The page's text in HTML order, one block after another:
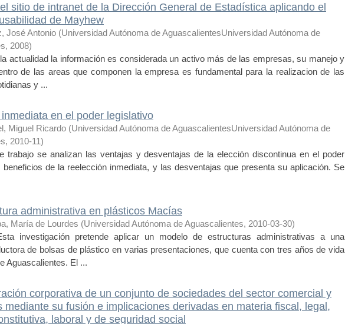
sitio de intranet de la Dirección General de Estadística aplicando el
de Mayhew
José Antonio (Universidad Autónoma de AguascalientesUniversidad Autónoma de
, 2008)
actualidad la información es considerada un activo más de las empresas, su manejo y
de las areas que componen la empresa es fundamental para la realizacion de las
y ...
en el poder legislativo
Miguel Ricardo (Universidad Autónoma de AguascalientesUniversidad Autónoma de
, 2010-11)
trabajo se analizan las ventajas y desventajas de la elección discontinua en el poder
beneficios de la reelección inmediata, y las desventajas que presenta su aplicación. Se
administrativa en plásticos Macías
María de Lourdes (Universidad Autónoma de Aguascalientes, 2010-03-30)
investigación pretende aplicar un modelo de estructuras administrativas a una
de bolsas de plástico en varias presentaciones, que cuenta con tres años de vida
Aguascalientes. El ...
corporativa de un conjunto de sociedades del sector comercial y
mediante su fusión e implicaciones derivadas en materia fiscal, legal,
laboral y de seguridad social